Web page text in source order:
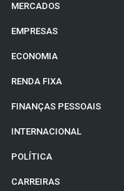
MERCADOS
EMPRESAS
ECONOMIA
RENDA FIXA
FINANÇAS PESSOAIS
INTERNACIONAL
POLÍTICA
CARREIRAS